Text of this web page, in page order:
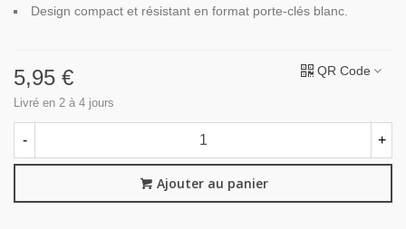
Design compact et résistant en format porte-clés blanc.
5,95 €
Livré en 2 à 4 jours
QR Code
- +
Ajouter au panier